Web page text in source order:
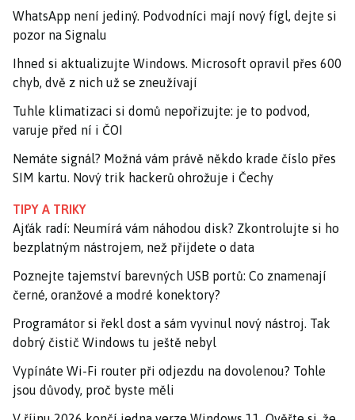
WhatsApp není jediný. Podvodníci mají nový fígl, dejte si
pozor na Signalu
Ihned si aktualizujte Windows. Microsoft opravil přes 600
chyb, dvě z nich už se zneužívají
Tuhle klimatizaci si domů nepořizujte: je to podvod,
varuje před ní i ČOI
Nemáte signál? Možná vám právě někdo krade číslo přes
SIM kartu. Nový trik hackerů ohrožuje i Čechy
TIPY A TRIKY
Ajťák radí: Neumírá vám náhodou disk? Zkontrolujte si ho
bezplatným nástrojem, než přijdete o data
Poznejte tajemství barevných USB portů: Co znamenají
černé, oranžové a modré konektory?
Programátor si řekl dost a sám vyvinul nový nástroj. Tak
dobrý čistič Windows tu ještě nebyl
Vypínáte Wi-Fi router při odjezdu na dovolenou? Tohle
jsou důvody, proč byste měli